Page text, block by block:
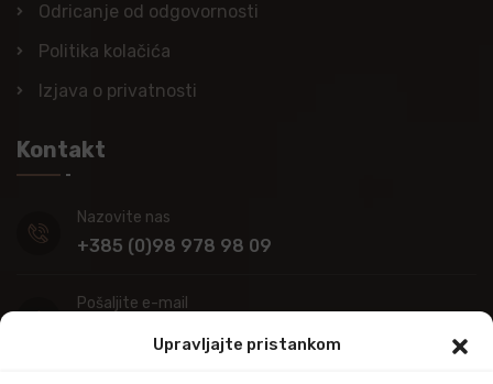
Upravljajte pristankom
Odricanje od odgovornosti
Politika kolačića
Izjava o privatnosti
Kontakt
Nazovite nas
+385 (0)98 978 98 09
Pošaljite e-mail